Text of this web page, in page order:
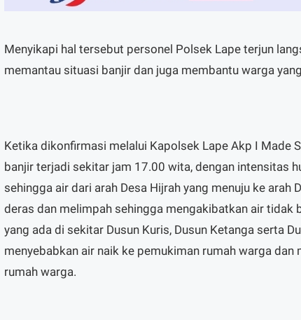
Menyikapi hal tersebut personel Polsek Lape terjun
memantau situasi banjir dan juga membantu warga
Ketika dikonfirmasi melalui Kapolsek Lape Akp I Made
banjir terjadi sekitar jam 17.00 wita, dengan intensitas
sehingga air dari arah Desa Hijrah yang menuju ke arah
deras dan melimpah sehingga mengakibatkan air tidak
yang ada di sekitar Dusun Kuris, Dusun Ketanga serta
menyebabkan air naik ke pemukiman rumah warga dan
rumah warga.